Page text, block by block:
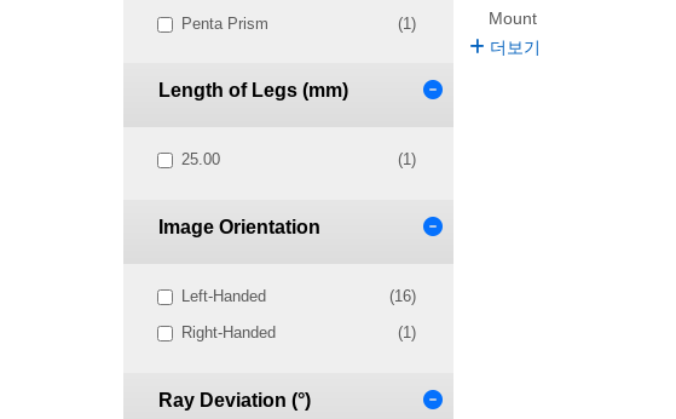
Penta Prism (1)
Length of Legs (mm)
25.00 (1)
Image Orientation
Left-Handed (16)
Right-Handed (1)
Ray Deviation (°)
Mount
더보기